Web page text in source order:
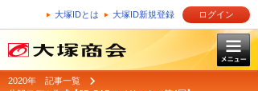
大塚IDとは 大塚ID新規登録 ログイン
2020年 記事一覧